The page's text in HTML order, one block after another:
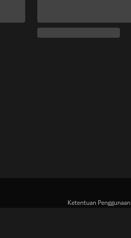
Ketentuan Penggunaan